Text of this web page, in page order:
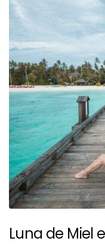
Luna de Miel